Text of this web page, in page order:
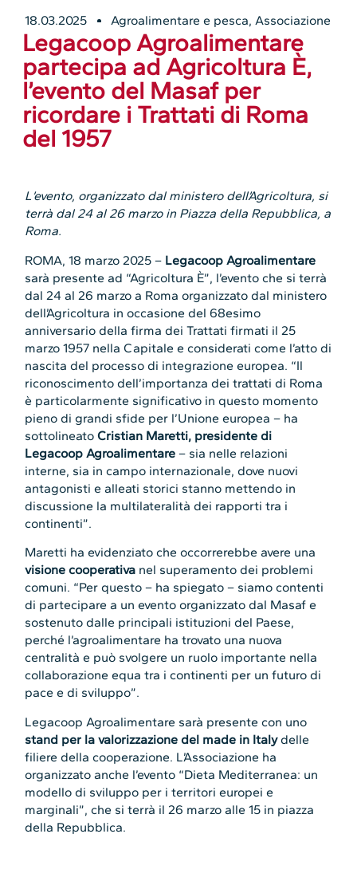
18.03.2025 Agroalimentare e pesca,Associazione
Legacoop Agroalimentare
partecipa ad Agricoltura È,
l’evento del Masaf per
ricordare i Trattati di Roma
del 1957
L’evento, organizzato dal ministero dell’Agricoltura, si
terrà dal 24 al 26 marzo in Piazza della Repubblica, a
Roma.
ROMA, 18 marzo 2025 – Legacoop Agroalimentare
sarà presente ad “Agricoltura È”, l’evento che si terrà
dal 24 al 26 marzo a Roma organizzato dal ministero
dell’Agricoltura in occasione del 68esimo
anniversario della firma dei Trattati firmati il 25
marzo 1957 nella Capitale e considerati come l’atto di
nascita del processo di integrazione europea. “Il
riconoscimento dell’importanza dei trattati di Roma
è particolarmente significativo in questo momento
pieno di grandi sfide per l’Unione europea – ha
sottolineatoCristian Maretti, presidente di
Legacoop Agroalimentare – sia nelle relazioni
interne, sia in campo internazionale, dove nuovi
antagonisti e alleati storici stanno mettendo in
discussione la multilateralità dei rapporti tra i
continenti”.
Maretti ha evidenziato che occorrerebbe avere una
visione cooperativa nel superamento dei problemi
comuni. “Per questo – ha spiegato – siamo contenti
di partecipare a un evento organizzato dal Masaf e
sostenuto dalle principali istituzioni del Paese,
perché l’agroalimentare ha trovato una nuova
centralità e può svolgere un ruolo importante nella
collaborazione equa tra i continenti per un futuro di
pace e di sviluppo”.
Legacoop Agroalimentare sarà presente con uno
stand per la valorizzazione del made in Italydelle
filiere della cooperazione. L’Associazione ha
organizzato anche l’evento “Dieta Mediterranea: un
modello di sviluppo per i territori europei e
marginali”, che si terrà il 26 marzo alle 15 in piazza
della Repubblica.